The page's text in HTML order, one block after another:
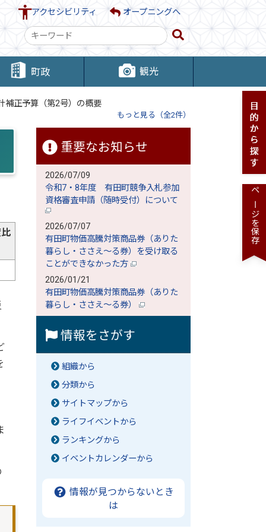
アクセシビリティ オープニングへ
検
索
キ
ー
ー
町政 観光
補正予算（第2号）の概要
もっと見る（全2件）
重要なお知らせ
2026/07/09
令和7・8年度 有田町競争入札参加
資格審査申請（随時受付）について
2026/07/07
有田町物価高騰対策商品券（ありた
暮らし・ささえ～る券）を受け取る
ことができなかった方
2026/01/21
有田町物価高騰対策商品券（ありた
暮らし・ささえ～る券）
情報をさがす
組織から
分類から
サイトマップから
ライフイベントから
ランキングから
イベントカレンダーから
情報が見つからないとき
は
ページを保存